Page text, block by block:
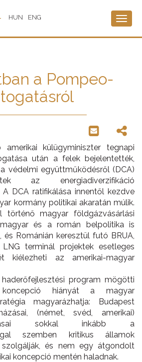
HUN ENG
a Pompeo-
amerikai külügyminiszter tegnapi
után a felek bejelentették,
védelmi együttműködésről (DCA)
az energiadiverzifikáció
DCA ratifikálása innentől kezdve
kormány politikai akaratán múlik.
történő magyar földgázvásárlási
és a román belpolitika is
és Románián keresztül futó BRUA,
terminál projektek esetleges
kiélezheti az amerikai-magyar
program mögötti
koncepció hiányát a magyar
magyarázhatja: Budapest
(német, svéd, amerikai)
sokkal inkább a
szemben kritikus államok
szolgálják, és nem egy átgondolt
koncepció mentén haladnak.